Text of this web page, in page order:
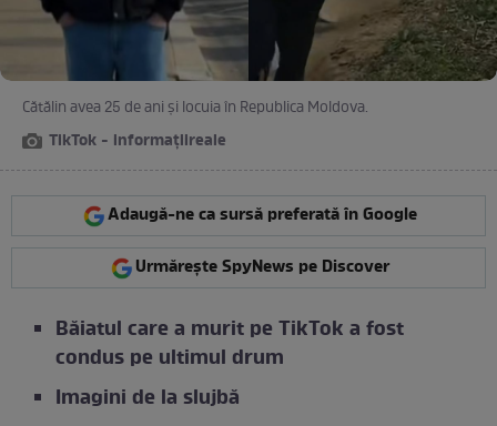
Cătălin avea 25 de ani și locuia în Republica Moldova.
TikTok - informațiireale
Adaugă-ne ca sursă preferată în Google
Urmărește SpyNews pe Discover
Băiatul care a murit pe TikTok a fost
condus pe ultimul drum
Imagini de la slujbă